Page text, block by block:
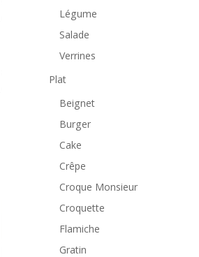
Légume
Salade
Verrines
Plat
Beignet
Burger
Cake
Crêpe
Croque Monsieur
Croquette
Flamiche
Gratin